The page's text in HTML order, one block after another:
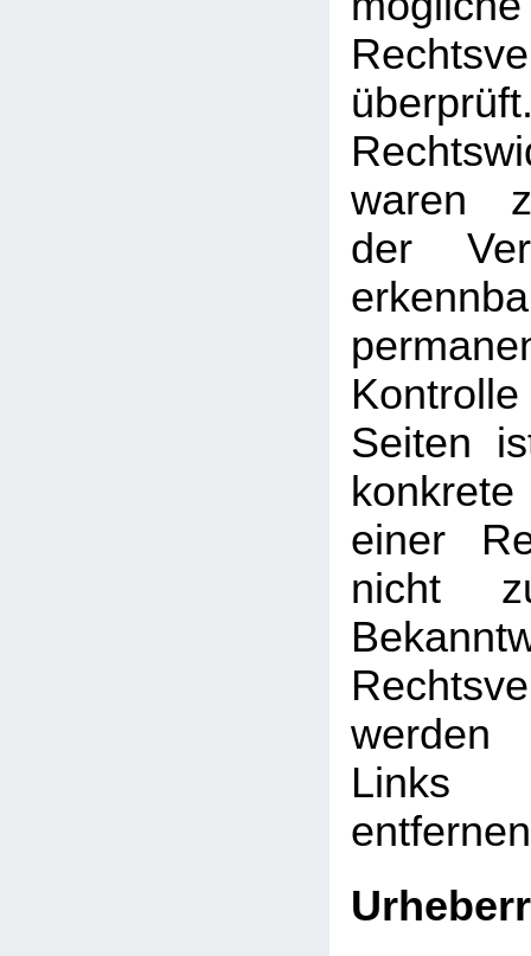
waren
der
Seiten
einer
nicht
werden
Links